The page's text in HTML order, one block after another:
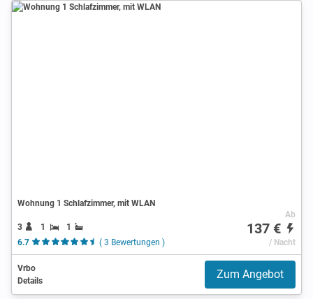
Wohnung 1 Schlafzimmer, mit WLAN
3 1
1
6.7
( 3 Bewertungen )
Ab
137 €
/ Nacht
Vrbo
Details
Zum Angebot